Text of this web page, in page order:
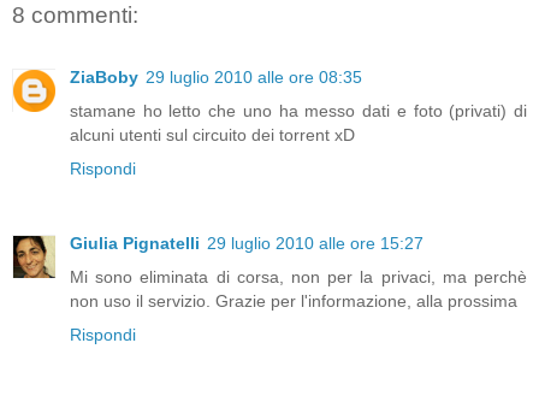
8 commenti:
ZiaBoby 29 luglio 2010 alle ore 08:35
stamane ho letto che uno ha messo dati e foto (privati) di
alcuni utenti sul circuito dei torrent xD
Rispondi
Giulia Pignatelli 29 luglio 2010 alle ore 15:27
Mi sono eliminata di corsa, non per la privaci, ma perchè
non uso il servizio. Grazie per l'informazione, alla prossima
Rispondi